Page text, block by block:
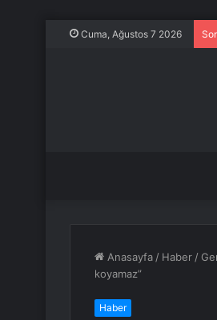
Cuma, Ağustos 7 2026
Anasayfa / Haber /
koyamaz”
Haber